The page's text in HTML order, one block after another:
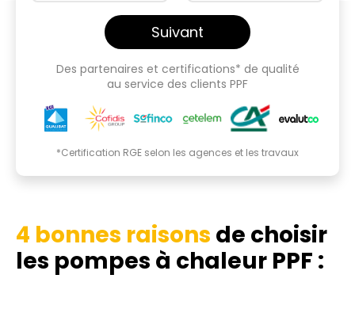
Suivant
Des partenaires et certifications* de qualité
au service des clients PPF
*Certification RGE selon les agences et les travaux
4 bonnes raisons de choisir
les pompes à chaleur PPF :